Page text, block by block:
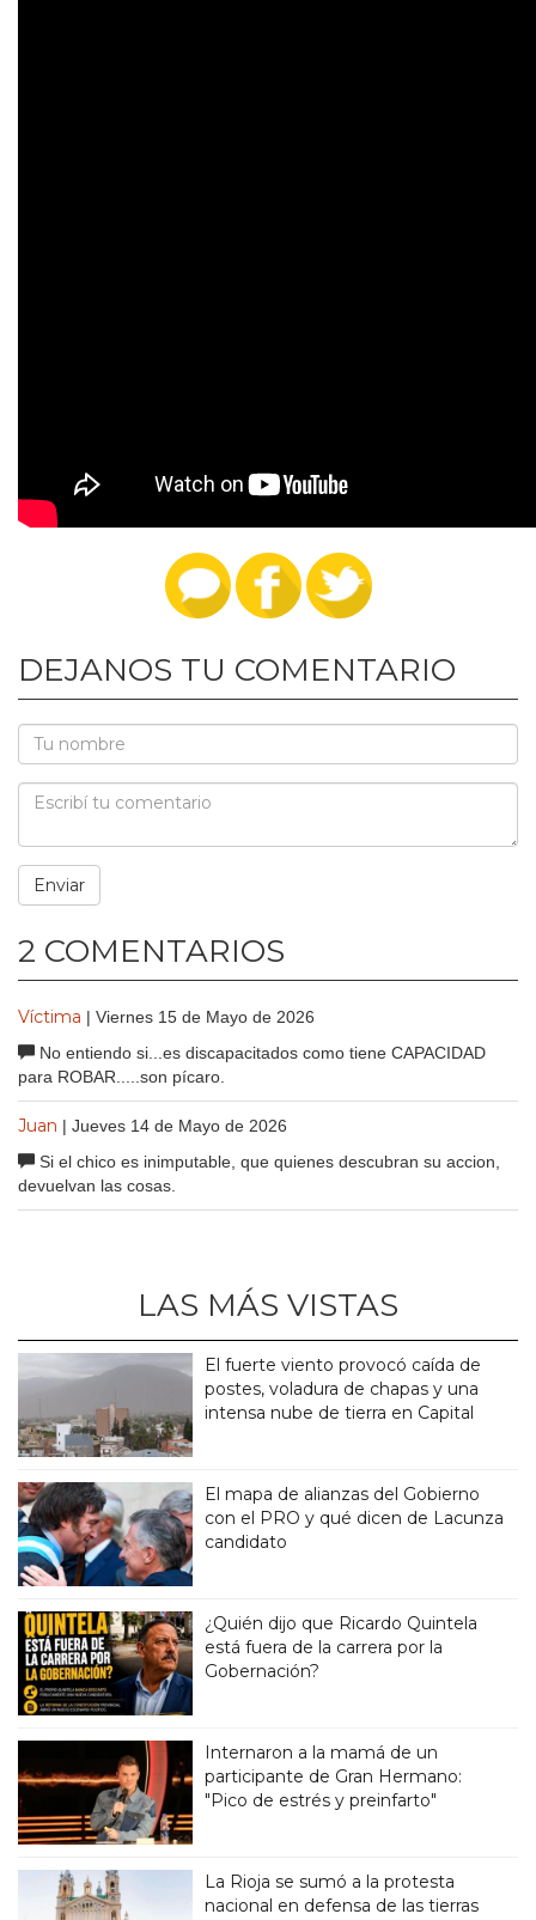
DEJANOS TU COMENTARIO
2 COMENTARIOS
Víctima | Viernes 15 de Mayo de 2026
No entiendo si...es discapacitados como tiene CAPACIDAD
para ROBAR.....son pícaro.
Juan | Jueves 14 de Mayo de 2026
Si el chico es inimputable, que quienes descubran su accion,
devuelvan las cosas.
LAS MÁS VISTAS
El fuerte viento provocó caída de
postes, voladura de chapas y una
intensa nube de tierra en Capital
El mapa de alianzas del Gobierno
con el PRO y qué dicen de Lacunza
candidato
¿Quién dijo que Ricardo Quintela
está fuera de la carrera por la
Gobernación?
Internaron a la mamá de un
participante de Gran Hermano:
"Pico de estrés y preinfarto"
La Rioja se sumó a la protesta
nacional en defensa de las tierras